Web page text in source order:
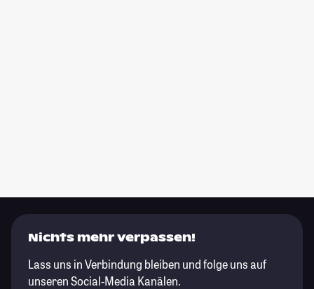
Nichts mehr verpassen!
Lass uns in Verbindung bleiben und folge uns auf
unseren Social-Media Kanälen.